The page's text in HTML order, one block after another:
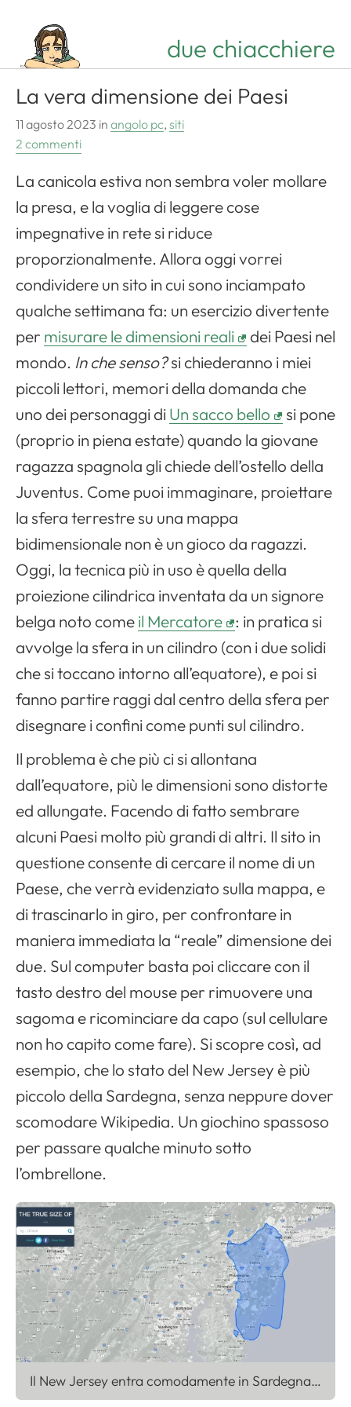
due chiacchiere
La vera dimensione dei Paesi
11 agosto 2023 in angolo pc, siti
2 commenti
La canicola estiva non sembra voler mollare
la presa, e la voglia di leggere cose
impegnative in rete si riduce
proporzionalmente. Allora oggi vorrei
condividere un sito in cui sono inciampato
qualche settimana fa: un esercizio divertente
per misurare le dimensioni reali
dei Paesi nel
mondo. In che senso?si chiederanno i miei
piccoli lettori, memori della domanda che
uno dei personaggi di Un sacco bello
si pone
(proprio in piena estate) quando la giovane
ragazza spagnola gli chiede dell’ostello della
Juventus. Come puoi immaginare, proiettare
la sfera terrestre su una mappa
bidimensionale non è un gioco da ragazzi.
Oggi, la tecnica più in uso è quella della
proiezione cilindrica inventata da un signore
belga noto comeil Mercatore
: in pratica si
avvolge la sfera in un cilindro (con i due solidi
che si toccano intorno all’equatore), e poi si
fanno partire raggi dal centro della sfera per
disegnare i confini come punti sul cilindro.
Il problema è che più ci si allontana
dall’equatore, più le dimensioni sono distorte
ed allungate. Facendo di fatto sembrare
alcuni Paesi molto più grandi di altri. Il sito in
questione consente di cercare il nome di un
Paese, che verrà evidenziato sulla mappa, e
di trascinarlo in giro, per confrontare in
maniera immediata la “reale” dimensione dei
due. Sul computer basta poi cliccare con il
tasto destro del mouse per rimuovere una
sagoma e ricominciare da capo (sul cellulare
non ho capito come fare). Si scopre così, ad
esempio, che lo stato del New Jersey è più
piccolo della Sardegna, senza neppure dover
scomodare Wikipedia. Un giochino spassoso
per passare qualche minuto sotto
l’ombrellone.
Il New Jersey entra comodamente in Sardegna…
Apri il menu di navigazione